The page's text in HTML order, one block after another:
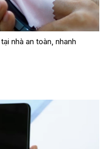
nhà an toàn, nhanh